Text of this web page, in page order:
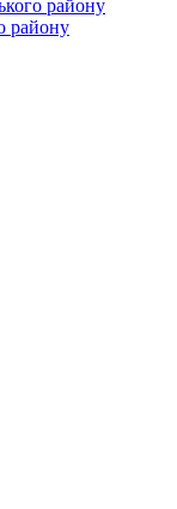
району
району